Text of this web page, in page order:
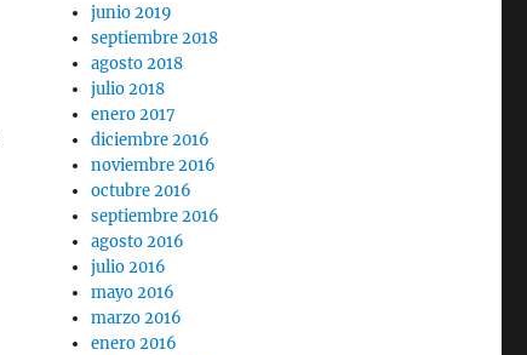
junio 2019
septiembre 2018
agosto 2018
julio 2018
enero 2017
diciembre 2016
noviembre 2016
octubre 2016
septiembre 2016
agosto 2016
julio 2016
mayo 2016
marzo 2016
enero 2016